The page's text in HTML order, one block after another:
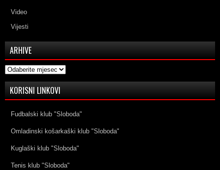
Video
Vijesti
ARHIVE
Arhive
KORISNI LINKOVI
Fudbalski klub "Sloboda"
Omladinski košarkaški klub "Sloboda"
Kuglaški klub "Sloboda"
Tenis klub "Sloboda"